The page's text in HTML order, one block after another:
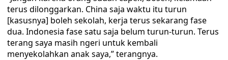
terus dilonggarkan. China saja waktu itu turun
[kasusnya] boleh sekolah, kerja terus sekarang fase
dua. Indonesia fase satu saja belum turun-turun. Terus
terang saya masih ngeri untuk kembali
menyekolahkan anak saya,” terangnya.